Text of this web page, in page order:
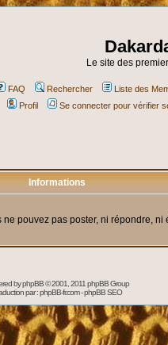
Le site des
FAQ Rechercher Liste des
Profil
Se connecter pour vérifier
Informations
pouvez pas poster, ni répondre, ni
byphpBB© 2001, 2011 phpBB Group
par :phpBB-fr.com-phpBB SEO